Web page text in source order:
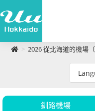
> 2026 從北海道的機場
釧路機場